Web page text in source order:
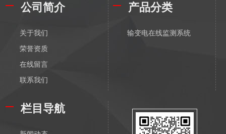
公司简介
关于我们
荣誉资质
在线留言
联系我们
产品分类
输变电在线监测系统
栏目导航